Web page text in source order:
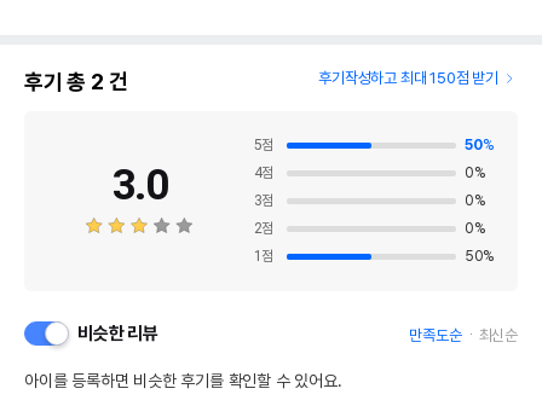
후기 총 2 건 후기작성하고 최대 150점 받기
3.0
5점 50%
4점 0%
3점 0%
2점 0%
1 점 50%
비슷한 리뷰 만족도순 최신순
아이를 등록하면 비슷한 후기를 확인할 수 있어요.